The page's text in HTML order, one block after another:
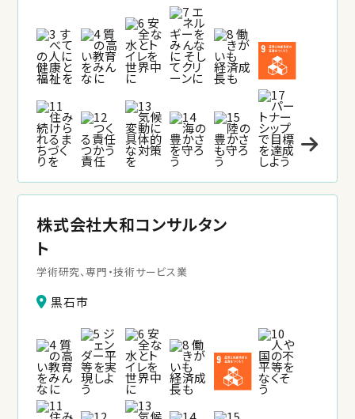
株式会社大和コンサルタン
ト
学術研究、専門・技術サービス業
黒石市